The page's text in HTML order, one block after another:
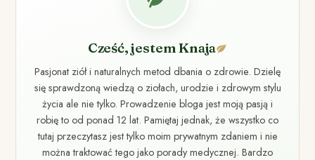
Cześć, jestem Knaja
Pasjonat ziół i naturalnych metod dbania o zdrowie. Dzielę
się sprawdzoną wiedzą o ziołach, urodzie i zdrowym stylu
życia ale nie tylko. Prowadzenie bloga jest moją pasją i
robię to od ponad 12 lat. Pamiętaj jednak, że wszystko co
tutaj przeczytasz jest tylko moim prywatnym zdaniem i nie
można traktować tego jako porady medycznej. Bardzo